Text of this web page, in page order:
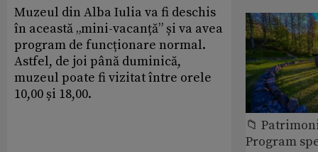
Muzeul din Alba Iulia va fi deschis
în această „mini-vacanță” și va avea
program de funcționare normal.
Astfel, de joi până duminică,
muzeul poate fi vizitat între orele
10,00 și 18,00.
📁
Program